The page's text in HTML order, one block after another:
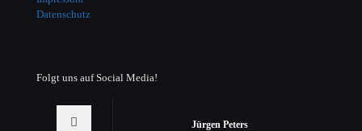
Datenschutz
Folgt uns auf Social Media!
Jürgen Peters